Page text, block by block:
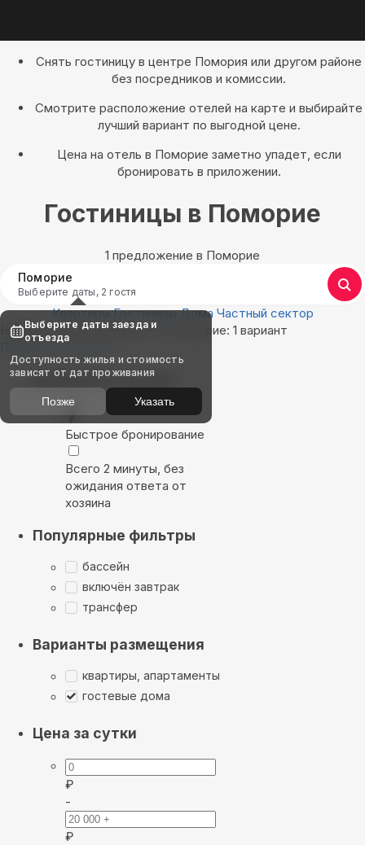
Снять гостиницу в центре Помория или другом районе
без посредников и комиссии.
Смотрите расположение отелей на карте и выбирайте
лучший вариант по выгодной цене.
Цена на отель в Поморие заметно упадет, если
бронировать в приложении.
Гостиницы в Поморие
1 предложение в Поморие
Поморие
Выберите даты, 2 гостя
Квартиры Гостиницы Дома Частный сектор
Найдём, где остановиться в Поморие: 1 вариант
Показать на карте
Выбирайте лучшее
Быстрое бронирование
Всего 2 минуты, без
ожидания ответа от
хозяина
Популярные фильтры
бассейн
включён завтрак
трансфер
Варианты размещения
квартиры, апартаменты
гостевые дома
Цена за сутки
₽
-
₽
Выберите даты заезда и
отъезда
Доступность жилья и стоимость
зависят от дат проживания
Позже Указать